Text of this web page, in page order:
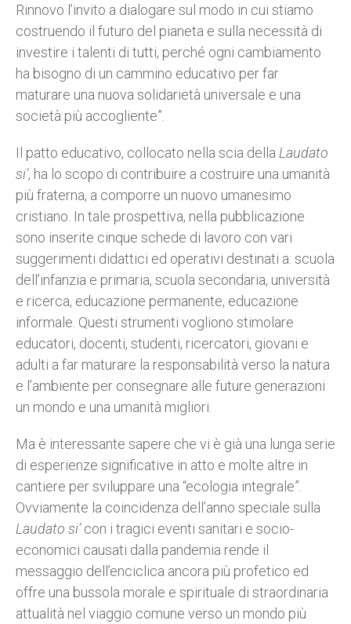
Rinnovo l’invito a dialogare sul modo in cui stiamo
costruendo il futuro del pianeta e sulla necessità di
investire i talenti di tutti, perché ogni cambiamento
ha bisogno di un cammino educativo per far
maturare una nuova solidarietà universale e una
società più accogliente”.
Il patto educativo, collocato nella scia della Laudato
si’, ha lo scopo di contribuire a costruire una umanità
più fraterna, a comporre un nuovo umanesimo
cristiano. In tale prospettiva, nella pubblicazione
sono inserite cinque schede di lavoro con vari
suggerimenti didattici ed operativi destinati a: scuola
dell’infanzia e primaria, scuola secondaria, università
e ricerca, educazione permanente, educazione
informale. Questi strumenti vogliono stimolare
educatori, docenti, studenti, ricercatori, giovani e
adulti a far maturare la responsabilità verso la natura
e l’ambiente per consegnare alle future generazioni
un mondo e una umanità migliori.
Ma è interessante sapere che vi è già una lunga serie
di esperienze significative in atto e molte altre in
cantiere per sviluppare una “ecologia integrale”.
Ovviamente la coincidenza dell’anno speciale sulla
Laudato si’con i tragici eventi sanitari e socio-
economici causati dalla pandemia rende il
messaggio dell’enciclica ancora più profetico ed
offre una bussola morale e spirituale di straordinaria
attualità nel viaggio comune verso un mondo più